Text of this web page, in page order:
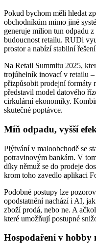
Pokud bychom měli hledat
obchodníkům mimo jiné
generuje milion tun odpadu
budoucnost retailu. RUDi
prostor a nabízí stabilní
Na Retail Summitu 2025,
trojúhelník inovací v retailu –
přizpůsobit prodejní formáty
představil model datového
cirkulární ekonomiky.
skutečné poptávce.
Míň odpadu, vyšší
Plýtvání v maloobchodě se
potravinovým bankám. V
díky němuž se do prodeje
krom toho zavedlo aplikaci
Podobné postupy lze
opodstatnění nachází i AI,
zboží prodá, nebo ne. A
které umožňují postupné
Hospodaření v hobby